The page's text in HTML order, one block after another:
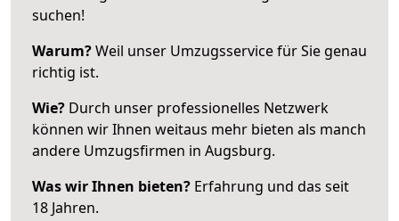
suchen!
Warum?Weil unser Umzugsservice für Sie genau
richtig ist.
Wie? Durch unser professionelles Netzwerk
können wir Ihnen weitaus mehr bieten als manch
andere Umzugsfirmen in Augsburg.
Was wir Ihnen bieten? Erfahrung und das seit
18 Jahren.